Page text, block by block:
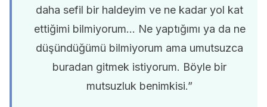
daha sefil bir haldeyim ve ne kadar yol kat
ettiğimi bilmiyorum… Ne yaptığımı ya da ne
düşündüğümü bilmiyorum ama umutsuzca
buradan gitmek istiyorum. Böyle bir
mutsuzluk benimkisi.”